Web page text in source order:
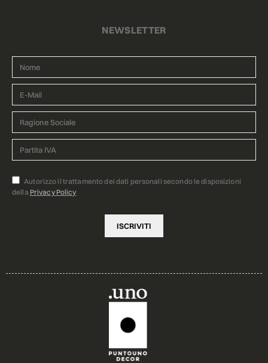
NEWSLETTER
Autorizzo il trattamento dei dati personali secondo le disposizioni
della Privacy Policy